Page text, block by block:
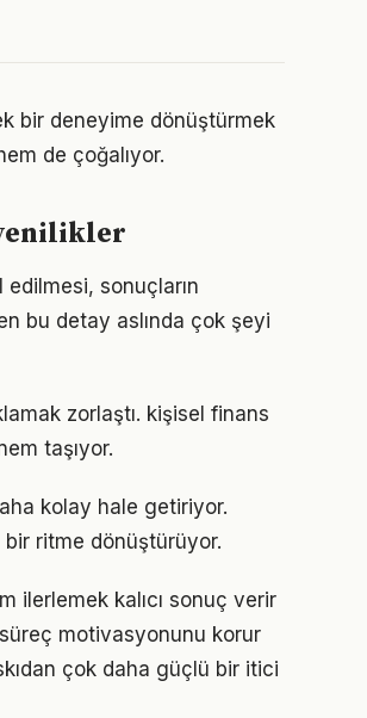
bir deneyime dönüştürmek
de çoğalıyor.
sonuçların
bu detay aslında çok şeyi
zorlaştı. kişisel finans
taşıyor.
kolay hale getiriyor.
ritme dönüştürüyor.
ilerlemek kalıcı sonuç verir
motivasyonunu korur
çok daha güçlü bir itici